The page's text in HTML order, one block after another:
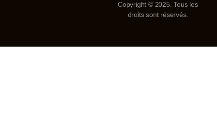
Copyright © 2025. Tous les
droits sont réservés.